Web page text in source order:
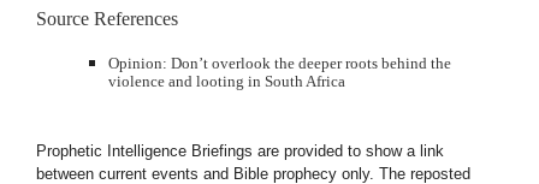
Source References
Opinion: Don’t overlook the deeper roots behind the
violence and looting in South Africa
Prophetic Intelligence Briefings are provided to show a link
between current events and Bible prophecy only. The reposted